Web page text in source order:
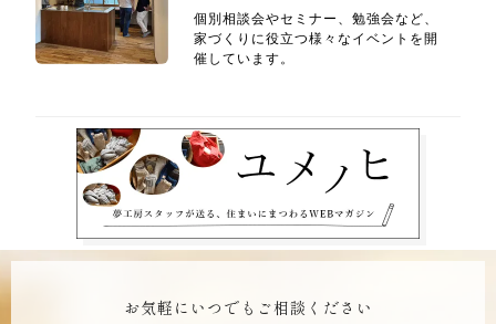
個別相談会やセミナー、勉強会など、
家づくりに役立つ様々なイベントを開
催しています。
お気軽にいつでもご相談ください